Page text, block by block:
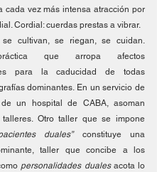
cada vez más intensa atracción por
Cordial: cuerdas prestas a vibrar.
se cultivan, se riegan, se cuidan.
que arropa afectos
para la caducidad de todas
dominantes. En un servicio de
un hospital de CABA, asoman
talleres. Otro taller que se impone
duales” constituye una
taller que concibe a los
personalidades duales acota lo